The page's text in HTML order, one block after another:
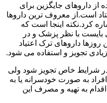
از داروهای جایگزین برای
است.از معروف ترین داروها
کرد.نکته اینجا است که
با نظر پزشک و در
داروهای ترک اعتیاد
تجویز و استفاده می شود.
در شرایط خاص تجویز شود ولی
به صورت خودسرانه یا به
اقدام به تهیه و مصرف این